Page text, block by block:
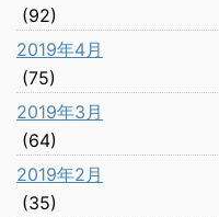
(92)
2019年4月
(75)
2019年3月
(64)
2019年2月
(35)